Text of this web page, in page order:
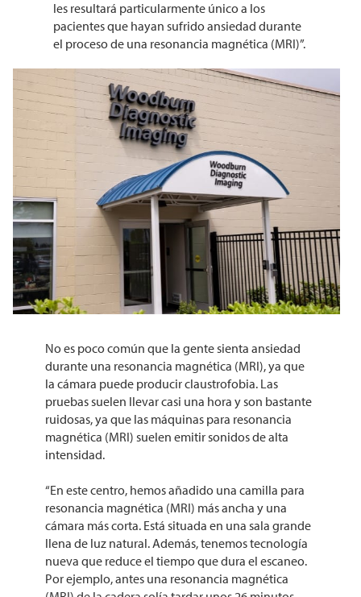
les resultará particularmente único a los
pacientes que hayan sufrido ansiedad durante
el proceso de una resonancia magnética (MRI)”.
No es poco común que la gente sienta ansiedad
durante una resonancia magnética (MRI), ya que
la cámara puede producir claustrofobia. Las
pruebas suelen llevar casi una hora y son bastante
ruidosas, ya que las máquinas para resonancia
magnética (MRI) suelen emitir sonidos de alta
intensidad.
“En este centro, hemos añadido una camilla para
resonancia magnética (MRI) más ancha y una
cámara más corta. Está situada en una sala grande
llena de luz natural. Además, tenemos tecnología
nueva que reduce el tiempo que dura el escaneo.
Por ejemplo, antes una resonancia magnética